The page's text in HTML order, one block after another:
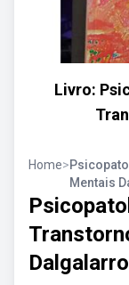
Livro:
Home>
Mentais